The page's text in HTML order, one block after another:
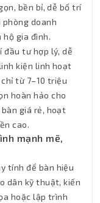
bền bỉ, dễ bố trí
doanh
hộ gia đình.
đầu tư hợp lý, dễ
kiện linh hoạt
từ 7–10 triệu
hoàn hảo cho
giá rẻ, hoạt
cao.
mạnh mẽ,
tính để bàn hiệu
dân kỹ thuật, kiến
hoặc lập trình